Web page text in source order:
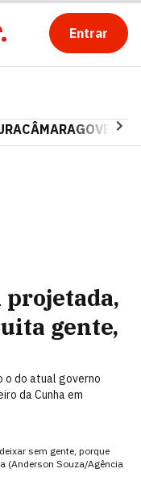
Entrar
CÂMARAGOVERNO
gente,
o do atual governo
da Cunha em
sem gente, porque
(Anderson Souza/Agência